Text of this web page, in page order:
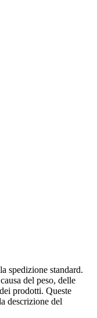
spedizione standard.
del peso, delle
prodotti. Queste
descrizione del